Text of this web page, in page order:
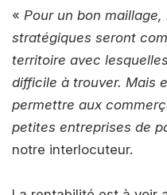
« Pour un bon
stratégiques seront
territoire avec
difficile à trouver. Mais
permettre aux
petites entreprises de
notre interlocuteur.